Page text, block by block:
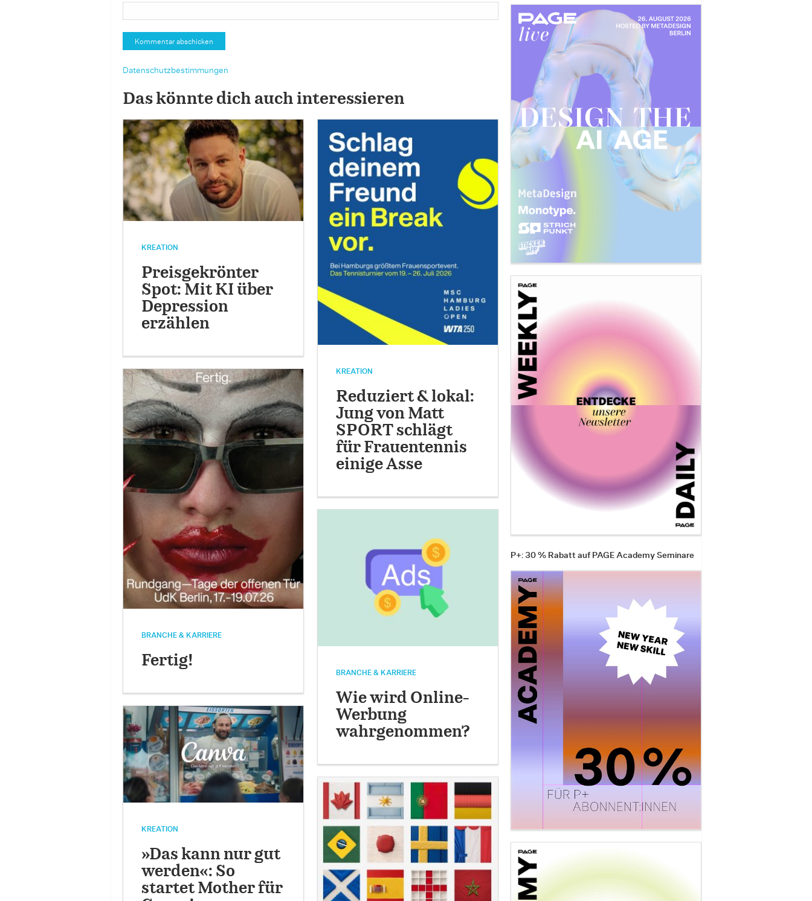
Datenschutzbestimmungen
Das könnte dich auch interessieren
KREATION
Preisgekrönter
Spot: Mit KI über
Depression
erzählen
KREATION
Reduziert & lokal:
Jung von Matt
SPORT schlägt
für Frauentennis
einige Asse
BRANCHE & KARRIERE
Fertig!
BRANCHE & KARRIERE
Wie wird Online-
Werbung
wahrgenommen?
KREATION
»Das kann nur gut
werden«: So
startet Mother für
P+: 30 % Rabatt auf PAGE Academy Seminare